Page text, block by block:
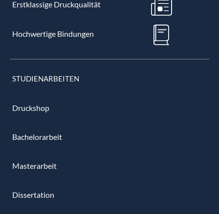
Erstklassige Druckqualität
Hochwertige Bindungen
STUDIENARBEITEN
Druckshop
Bachelorarbeit
Masterarbeit
Dissertation